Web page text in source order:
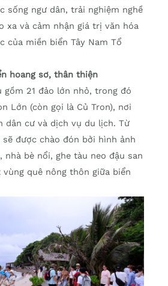
sống ngư dân, trải nghiệm nghề
xa và cảm nhận giá trị văn hóa
của miền biển Tây Nam Tổ
hoang sơ, thân thiện
gồm 21 đảo lớn nhỏ, trong đó
Lớn (còn gọi là Củ Tron), nơi
dân cư và dịch vụ du lịch. Từ
được chào đón bởi hình ảnh
nhà bè nổi, ghe tàu neo đậu san
quê nông thôn giữa biển